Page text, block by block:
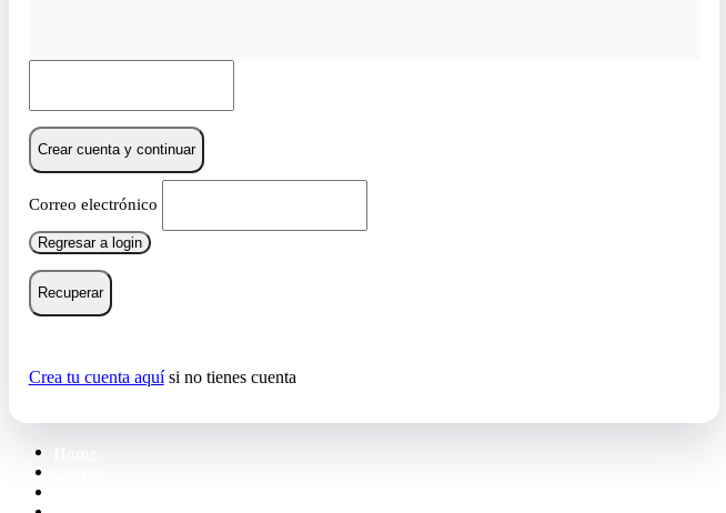
Crear cuenta y continuar
Correo electrónico
Regresar a login
Recuperar
Crea tu cuenta aquísi no tienes cuenta